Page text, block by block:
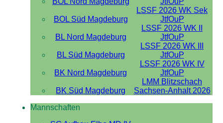
BOL Süd Magdeburg
LSSF 2026 WK Sek
JtfOuP
BL Nord Magdeburg
LSSF 2026 WK II
JtfOuP
BL Süd Magdeburg
LSSF 2026 WK III
JtfOuP
BK Nord Magdeburg
LSSF 2026 WK IV
JtfOuP
BK Süd Magdeburg
LMM Blitzschach
Sachsen-Anhalt 2026
Mannschaften